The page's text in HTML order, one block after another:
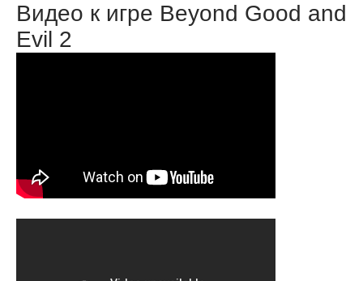
Видео к игре Beyond Good and
Evil 2